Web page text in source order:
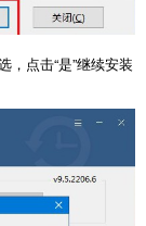
，点击“是”继续安装